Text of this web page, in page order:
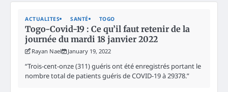
ACTUALITES SANTÉ TOGO
Togo-Covid-19 : Ce qu’il faut retenir de la
journée du mardi 18 janvier 2022
Rayan Nael January 19, 2022
“Trois-cent-onze (311) guéris ont été enregistrés portant le
nombre total de patients guéris de COVID-19 à 29378.”